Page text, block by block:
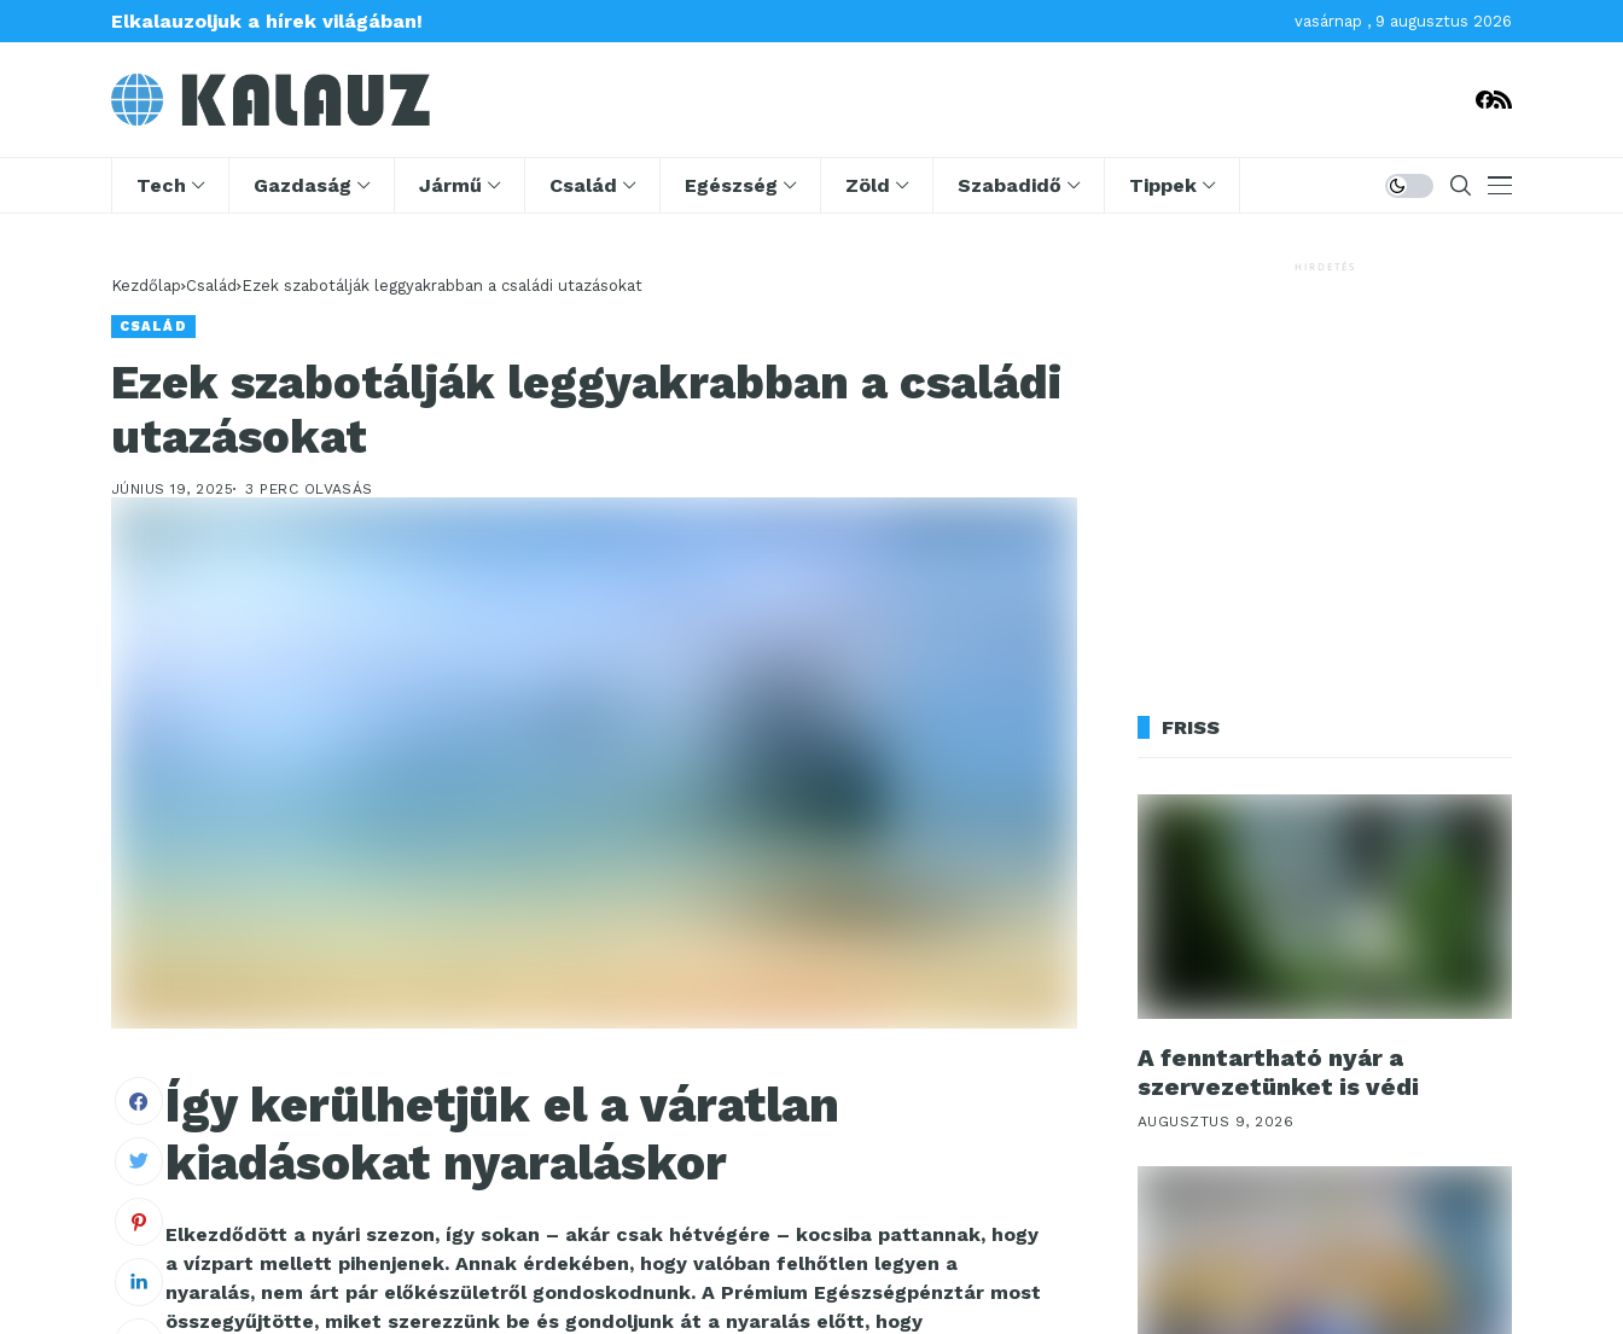
Elkalauzoljuk a hírek világában! vasárnap , 9 augusztus 2026
Tech Gazdaság Jármű Család Egészség Zöld Szabadidő Tippek
Kezdőlap Család Ezek szabotálják leggyakrabban a családi utazásokat
CSALÁD
Ezek szabotálják leggyakrabban a családi
utazásokat
JÚNIUS 19, 2025 3 PERC OLVASÁS
Így kerülhetjük el a váratlan
kiadásokat nyaraláskor
Elkezdődött a nyári szezon, így sokan – akár csak hétvégére – kocsiba pattannak, hogy
a vízpart mellett pihenjenek. Annak érdekében, hogy valóban felhőtlen legyen a
nyaralás, nem árt pár előkészületről gondoskodnunk. A Prémium Egészségpénztár most
összegyűjtötte, miket szerezzünk be és gondoljunk át a nyaralás előtt, hogy
HIRDETÉS
FRISS
A fenntartható nyár a
szervezetünket is védi
AUGUSZTUS 9, 2026